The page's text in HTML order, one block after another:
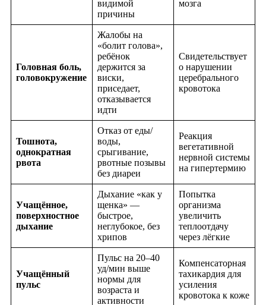
видимой
причины
мозга
Головная боль,
головокружение
Жалобы на
«болит голова»,
ребёнок
держится за
виски,
приседает,
отказывается
идти
Свидетельствует
о нарушении
церебрального
кровотока
Тошнота,
однократная
рвота
Отказ от еды/
воды,
срыгивание,
рвотные позывы
без диареи
Реакция
вегетативной
нервной системы
на гипертермию
Учащённое,
поверхностное
дыхание
Дыхание «как у
щенка» —
быстрое,
неглубокое, без
хрипов
Попытка
организма
увеличить
теплоотдачу
через лёгкие
Учащённый
пульс
Пульс на 20–40
уд/мин выше
нормы для
возраста и
активности
Компенсаторная
тахикардия для
усиления
кровотока к коже